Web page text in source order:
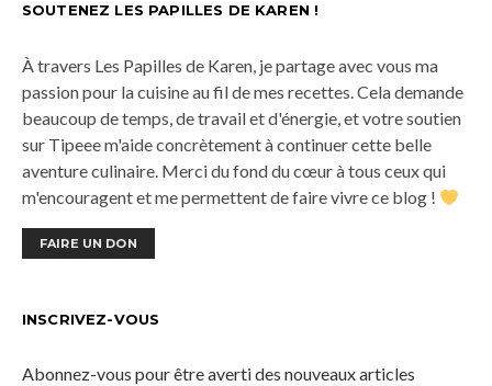
SOUTENEZ LES PAPILLES DE KAREN !
À travers Les Papilles de Karen, je partage avec vous ma
passion pour la cuisine au fil de mes recettes. Cela demande
beaucoup de temps, de travail et d'énergie, et votre soutien
sur Tipeee m'aide concrètement à continuer cette belle
aventure culinaire. Merci du fond du cœur à tous ceux qui
m'encouragent et me permettent de faire vivre ce blog !
FAIRE UN DON
INSCRIVEZ-VOUS
Abonnez-vous pour être averti des nouveaux articles